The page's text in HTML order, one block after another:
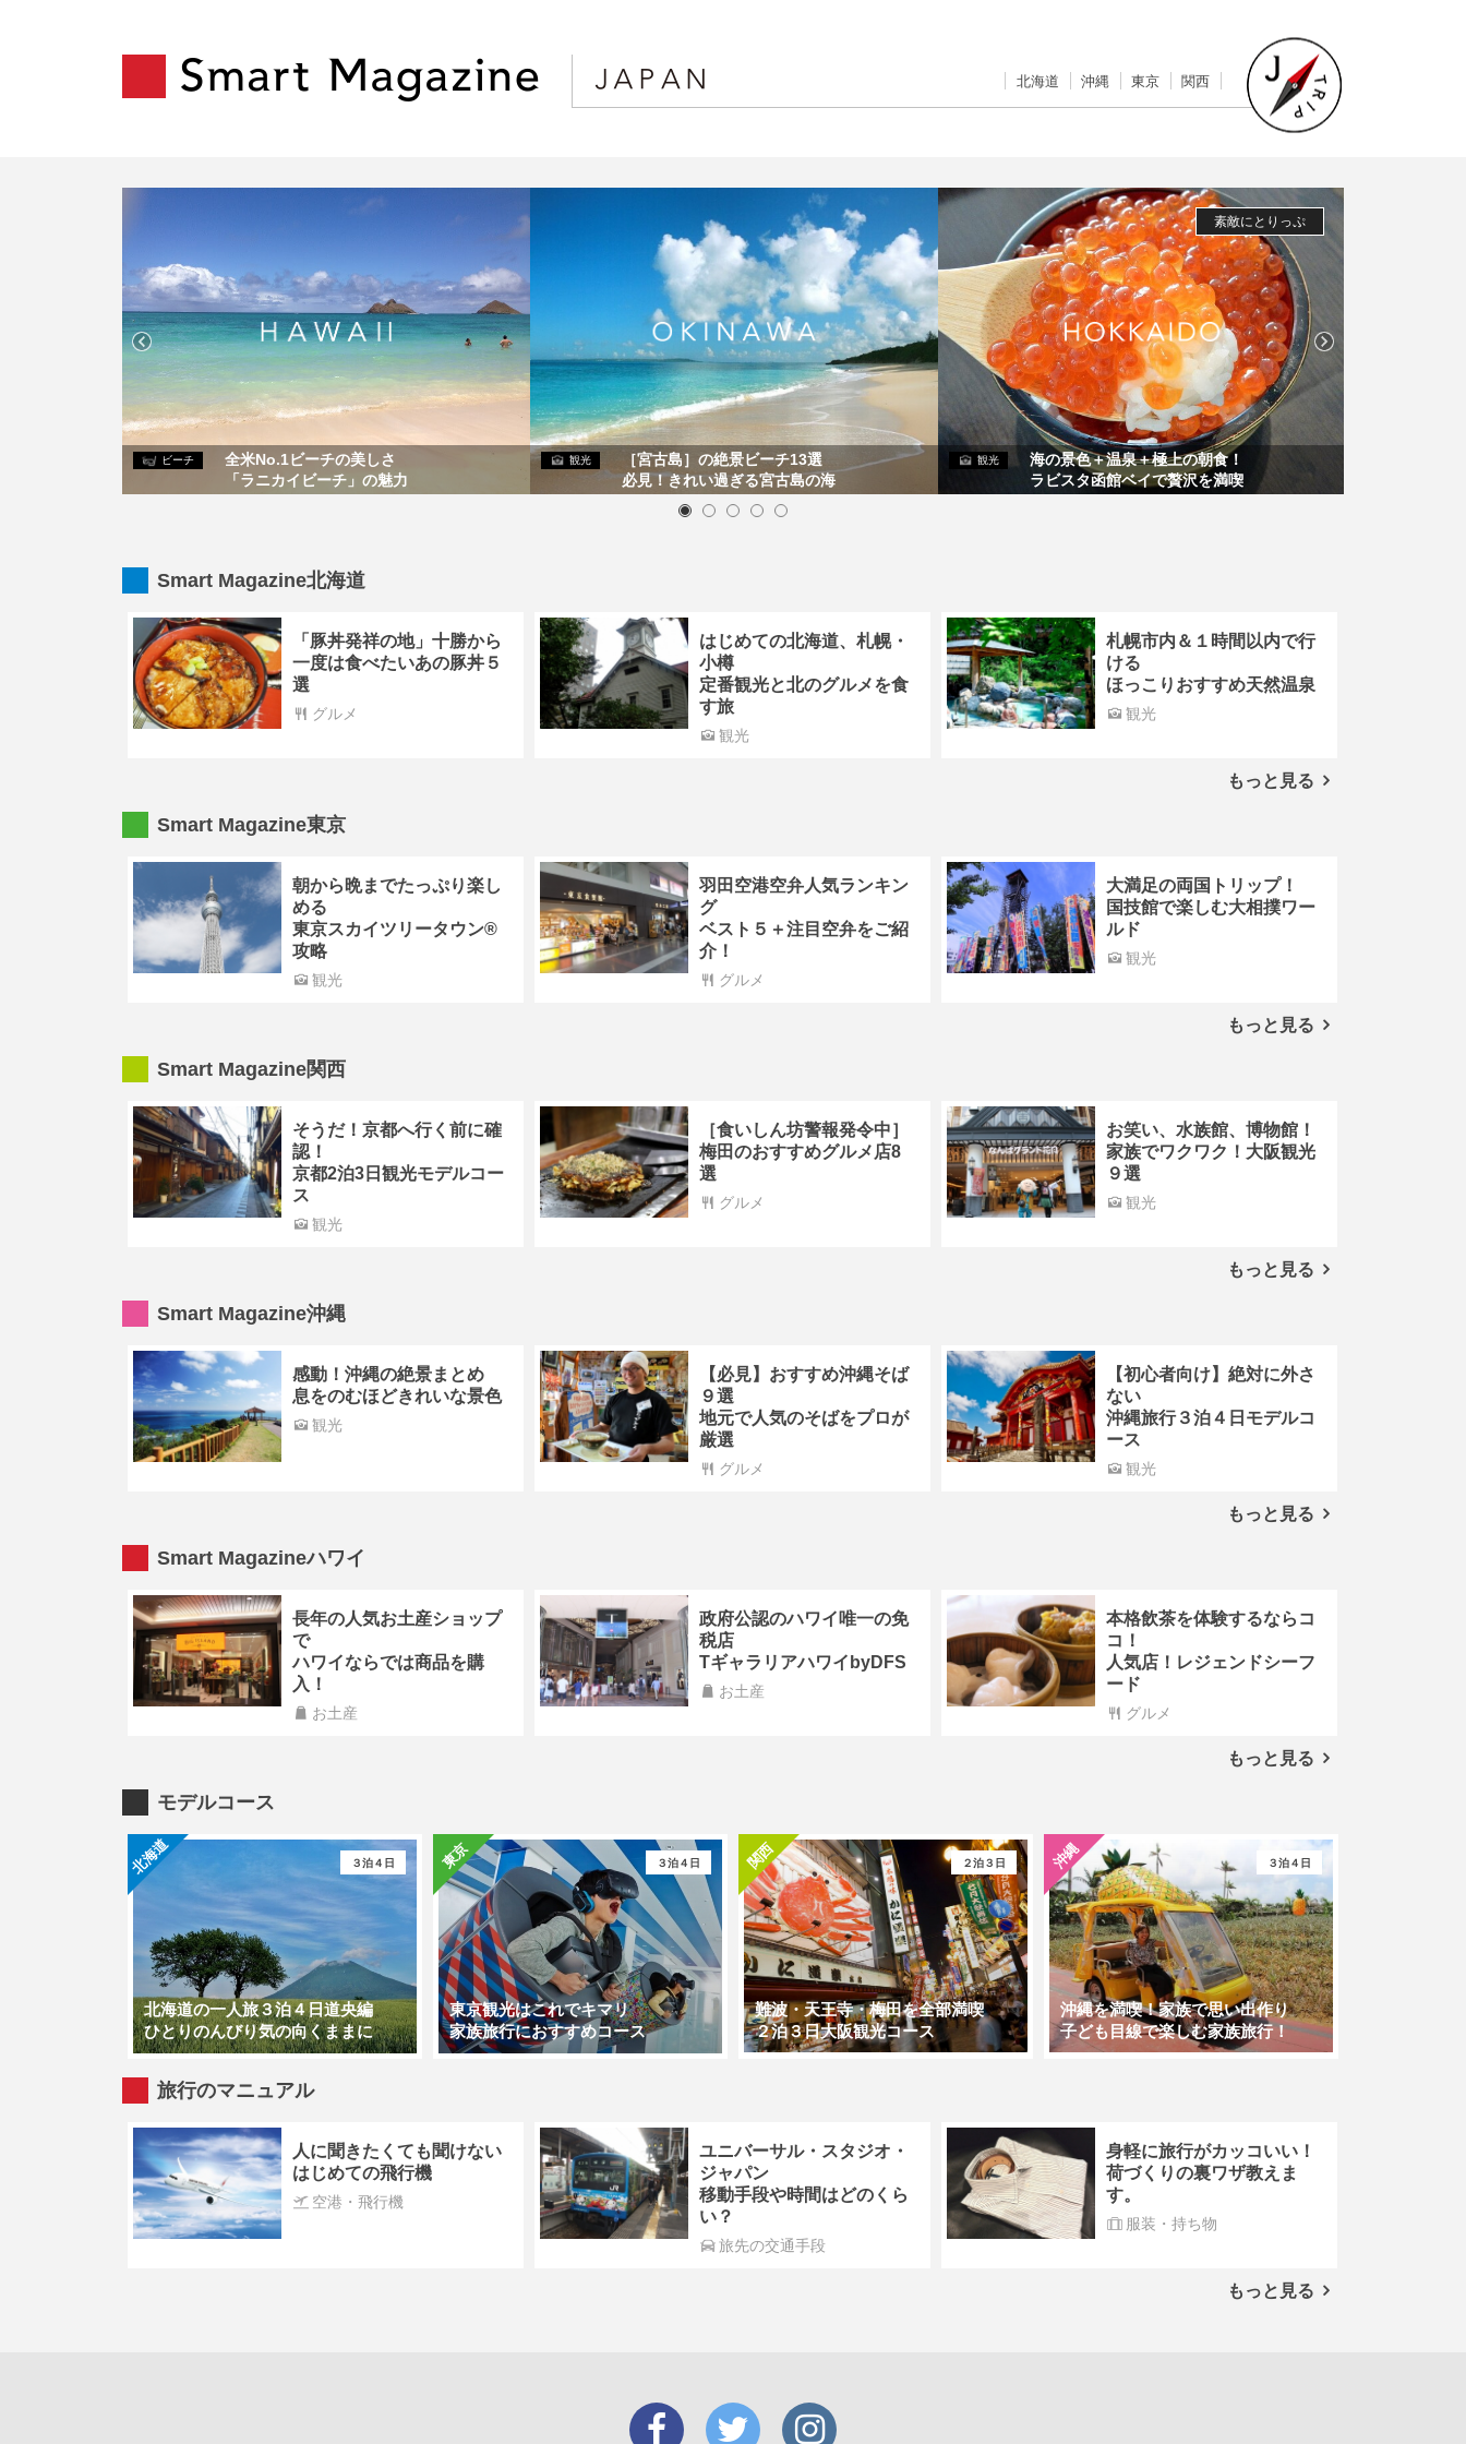
北海道 沖縄 東京 関西
素敵にとりっぷ
ビーチ
全米No.1ビーチの美しさ
「ラニカイビーチ」の魅力
観光
［宮古島］の絶景ビーチ13選
必見！きれい過ぎる宮古島の海
観光
海の景色＋温泉＋極上の朝食！
ラビスタ函館ベイで贅沢を満喫
Smart Magazine北海道
「豚丼発祥の地」十勝から
一度は食べたいあの豚丼５
選
グルメ
はじめての北海道、札幌・
小樽
定番観光と北のグルメを食
す旅
観光
札幌市内＆１時間以内で行
ける
ほっこりおすすめ天然温泉
観光
もっと見る
Smart Magazine東京
朝から晩までたっぷり楽し
める
東京スカイツリータウン®
攻略
観光
羽田空港空弁人気ランキン
グ
ベスト５＋注目空弁をご紹
介！
グルメ
大満足の両国トリップ！
国技館で楽しむ大相撲ワー
ルド
観光
もっと見る
Smart Magazine関西
そうだ！京都へ行く前に確
認！
京都2泊3日観光モデルコー
ス
観光
［食いしん坊警報発令中］
梅田のおすすめグルメ店8
選
グルメ
お笑い、水族館、博物館！
家族でワクワク！大阪観光
９選
観光
もっと見る
Smart Magazine沖縄
感動！沖縄の絶景まとめ
息をのむほどきれいな景色
観光
【必見】おすすめ沖縄そば
９選
地元で人気のそばをプロが
厳選
グルメ
【初心者向け】絶対に外さ
ない
沖縄旅行３泊４日モデルコ
ース
観光
もっと見る
Smart Magazineハワイ
長年の人気お土産ショップ
で
ハワイならでは商品を購
入！
お土産
政府公認のハワイ唯一の免
税店
TギャラリアハワイbyDFS
お土産
本格飲茶を体験するならコ
コ！
人気店！レジェンドシーフ
ード
グルメ
もっと見る
モデルコース
北海道 ３泊４日
北海道の一人旅３泊４日道央編
ひとりのんびり気の向くままに
東京 ３泊４日
東京観光はこれでキマリ
家族旅行におすすめコース
関西 ２泊３日
難波・天王寺・梅田を全部満喫
２泊３日大阪観光コース
沖縄 ３泊４日
沖縄を満喫！家族で思い出作り
子ども目線で楽しむ家族旅行！
旅行のマニュアル
人に聞きたくても聞けない
はじめての飛行機
空港・飛行機
ユニバーサル・スタジオ・
ジャパン
移動手段や時間はどのくら
い？
旅先の交通手段
身軽に旅行がカッコいい！
荷づくりの裏ワザ教えま
す。
服装・持ち物
もっと見る